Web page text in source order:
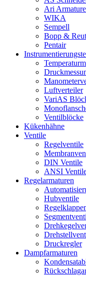
Ari
WIKA
Sempell
Bopp &
Pentair
Luftverteiler
VariAS
Ventilblöcke
Kükenhähne
Ventile
Regelventile
DIN Ventile
ANSI
Regelarmaturen
Hubventile
Druckregler
Dampfarmaturen